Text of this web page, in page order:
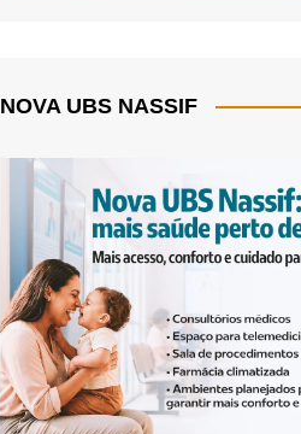
NOVA UBS NASSIF